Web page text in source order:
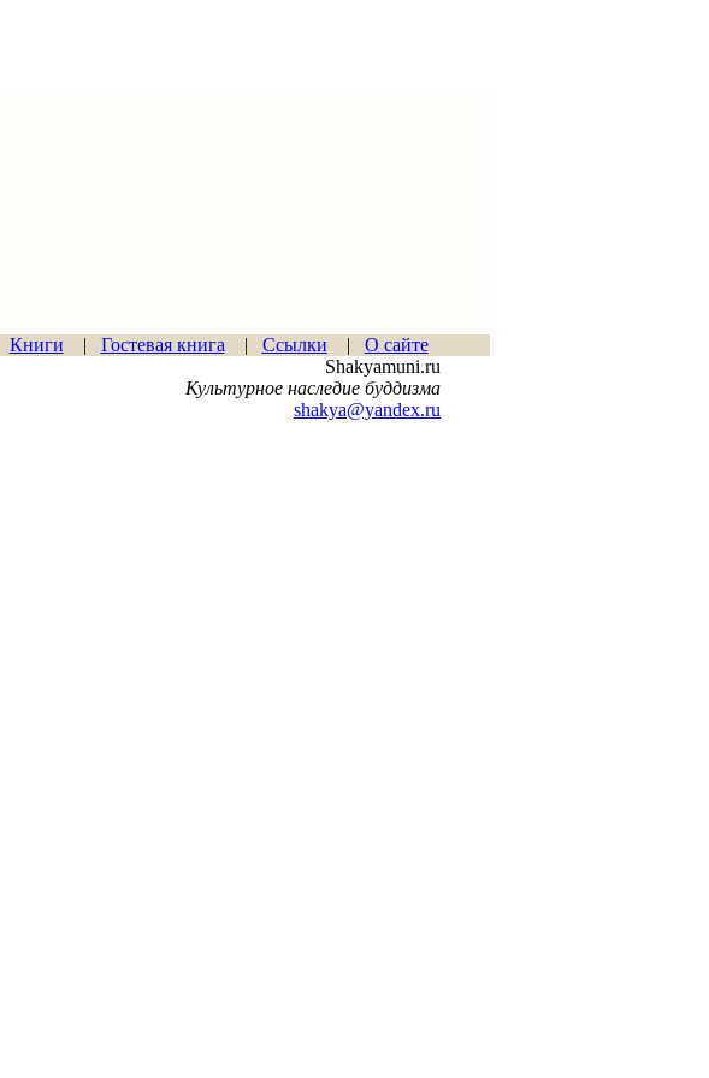
Книги | Гостевая книга | Ссылки | О сайте
Shakyamuni.ru
Культурное наследие буддизма
shakya@yandex.ru